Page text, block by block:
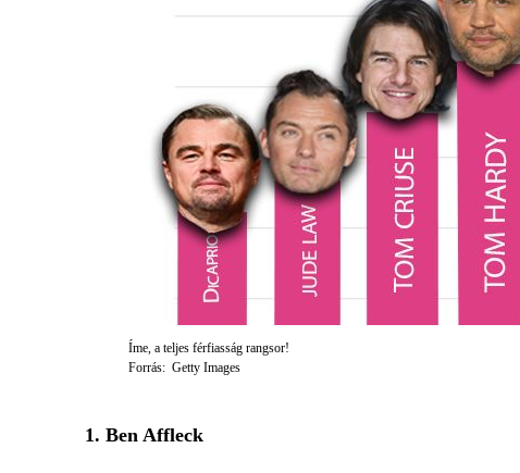
Íme, a teljes férfiasság rangsor!
Forrás: Getty Images
1. Ben Affleck